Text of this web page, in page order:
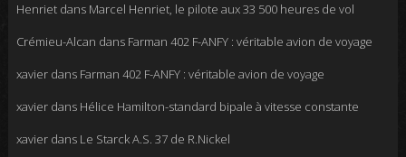
Henrietdans Marcel Henriet, le pilote aux 33 500 heures de vol
Crémieu-Alcan dans Farman 402 F-ANFY : véritable avion de voyage
xavierdans Farman 402 F-ANFY : véritable avion de voyage
xavierdans Hélice Hamilton-standard bipale à vitesse constante
xavierdans Le Starck A.S. 37 de R.Nickel